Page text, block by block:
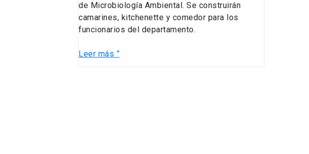
de Microbiología Ambiental. Se construirán
camarines, kitchenette y comedor para los
funcionarios del departamento.
Leer más ”